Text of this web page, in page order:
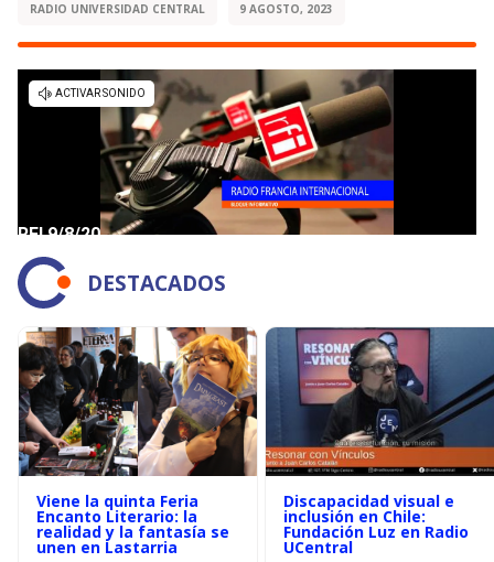
RADIO UNIVERSIDAD CENTRAL 9 AGOSTO, 2023
DESTACADOS
Viene la quinta Feria
Encanto Literario: la
realidad y la fantasía se
unen en Lastarria
Discapacidad visual e
inclusión en Chile:
Fundación Luz en Radio
UCentral